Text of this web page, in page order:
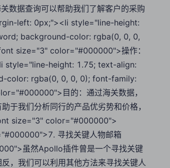
据查询可以帮助我们了解客户的采购
left: 0px;"><li style="line-height:
background-color: rgba(0, 0, 0,
size="3" color="#000000">操作：
style="line-height: 1.75; text-align:
color: rgba(0, 0, 0, 0); font-family:
目的：通过海关数据，
于我们分析同行的产品优劣势和价格，
size="3" color="#000000">
寻找关键人物邮箱
虽然Apollo插件曾是一个寻找关键
，我们可以利用其他方法来寻找关键人